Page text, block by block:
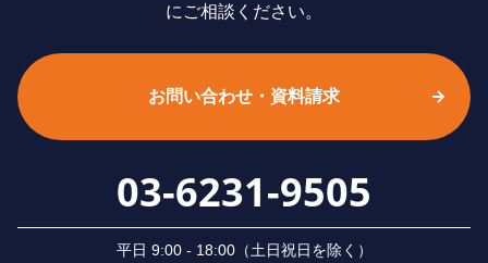
にご相談ください。
お問い合わせ・資料請求
03-6231-9505
平⽇ 9:00 - 18:00（⼟⽇祝⽇を除く）